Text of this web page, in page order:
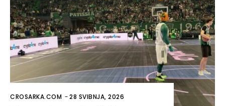
CROSARKA.COM -28 SVIBNJA, 2026